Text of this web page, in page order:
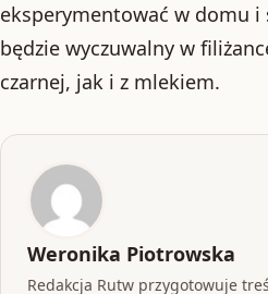
eksperymentować w domu
będzie wyczuwalny w
czarnej, jak i z mlekiem.
Weronika Piotrowska
Redakcja Rutw przygotowuje